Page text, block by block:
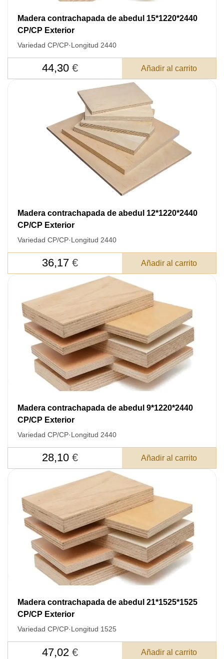
Madera contrachapada de abedul 15*1220*2440
CP/CP Exterior
Variedad CP/CP·Longitud 2440
44,30 € Añadir al carrito
Madera contrachapada de abedul 12*1220*2440
CP/CP Exterior
Variedad CP/CP·Longitud 2440
36,17 € Añadir al carrito
Madera contrachapada de abedul 9*1220*2440
CP/CP Exterior
Variedad CP/CP·Longitud 2440
28,10 € Añadir al carrito
Madera contrachapada de abedul 21*1525*1525
CP/CP Exterior
Variedad CP/CP·Longitud 1525
47,02 € Añadir al carrito
Acepto el procesamientodatos personales.
Todos los campos son obligatorios.
Total a pagar:3050 €
pondremos en contacto con usted.
y discutiremos los métodos de pago y entrega.